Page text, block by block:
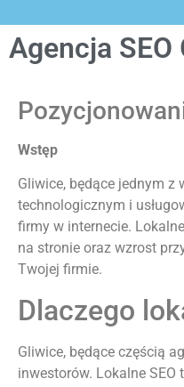
Agencja SEO
Wstęp
Gliwice, będące jednym z
technologicznym i
firmy w internecie.
na stronie oraz wzrost
Twojej firmie.
Dlaczego
Gliwice, będące częścią
inwestorów. Lokalne